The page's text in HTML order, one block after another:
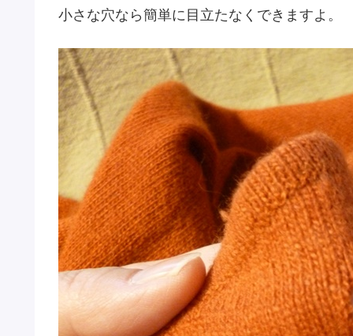
小さな穴なら簡単に目立たなくできますよ。